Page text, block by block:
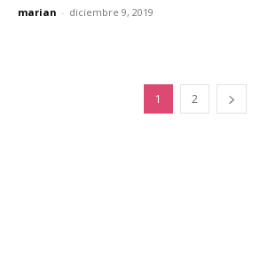
marian - diciembre 9, 2019
1 2